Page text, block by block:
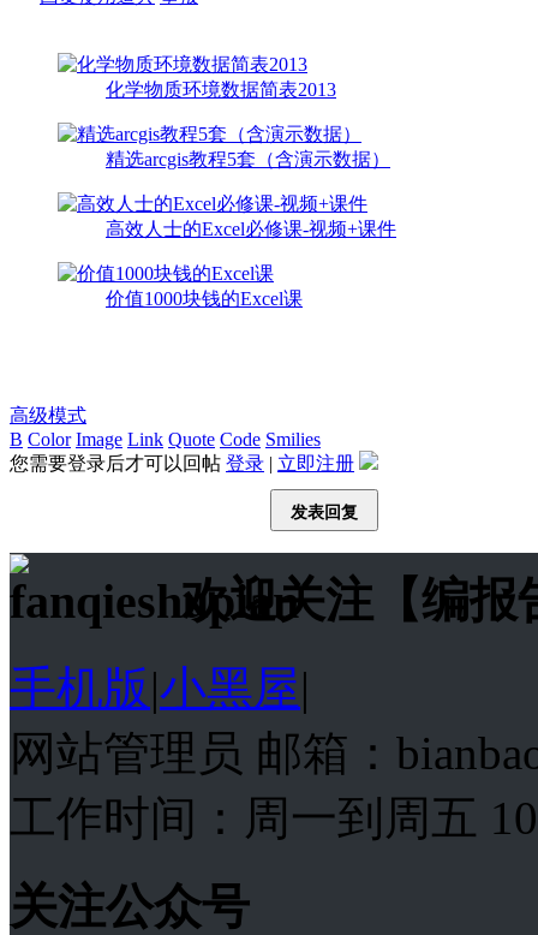
化学物质环境数据简表2013
精选arcgis教程5套（含演示数据）
高效人士的Excel必修课-视频+课件
价值1000块钱的Excel课
高级模式
B Color Image Link Quote Code Smilies
您需要登录后才可以回帖 登录 | 立即注册
发表回复
欢迎关注【编报
手机版|小黑屋|
网站管理员 邮箱：
工作时间：周一到周五
关注公众号